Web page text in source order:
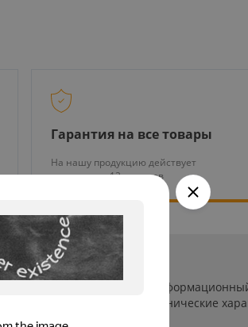
Гарантия на все товары
На нашу продукцию действует
гарантия от 12 месяцев
носят исключительно
цены, комплектации и технические